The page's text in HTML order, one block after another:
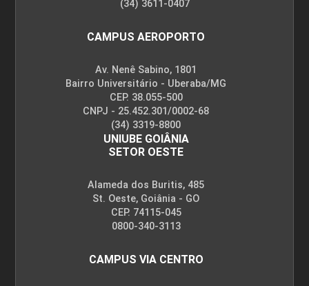
(34) 3611-0407
CAMPUS AEROPORTO
Av. Nenê Sabino, 1801
Bairro Universitário - Uberaba/MG
CEP. 38.055-500
CNPJ - 25.452.301/0002-68
(34) 3319-8800
UNIUBE GOIÂNIA
SETOR OESTE
Alameda dos Buritis, 485
St. Oeste, Goiânia - GO
CEP. 74115-045
0800-340-3113
CAMPUS VIA CENTRO